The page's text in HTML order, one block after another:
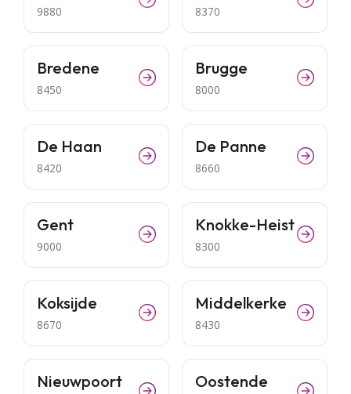
9880 8370
Bredene
8450
Brugge
8000
De Haan
8420
De Panne
8660
Gent
9000
Knokke-Heist
8300
Koksijde
8670
Middelkerke
8430
Nieuwpoort Oostende